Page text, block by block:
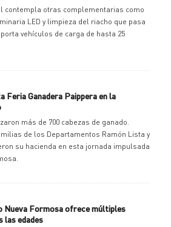
contempla otras complementarias como
LED y limpieza del riacho que pasa
vehículos de carga de hasta 25
Feria Ganadera Paippera en la
más de 700 cabezas de ganado.
de los Departamentos Ramón Lista y
su hacienda en esta jornada impulsada
Nueva Formosa ofrece múltiples
las edades